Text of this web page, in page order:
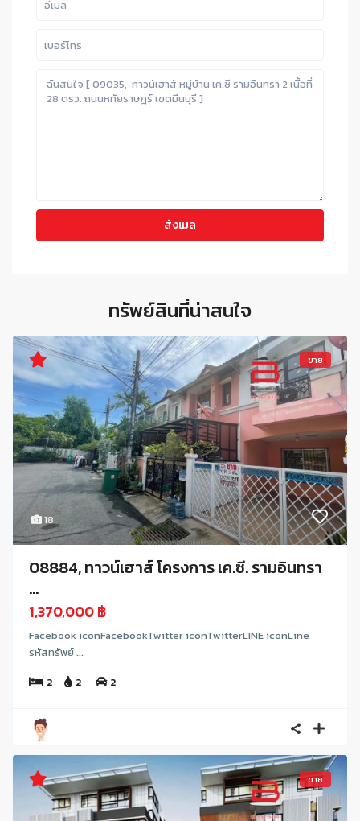
ทรัพย์สินที่น่าสนใจ
18
ขาย
08884, ทาวน์เฮาส์ โครงการ เค.ซี. รามอินทรา
...
1,370,000 ฿
Facebook iconFacebookTwitter iconTwitterLINE iconLine
รหัสทรัพย์ ...
2
2 2
ขาย